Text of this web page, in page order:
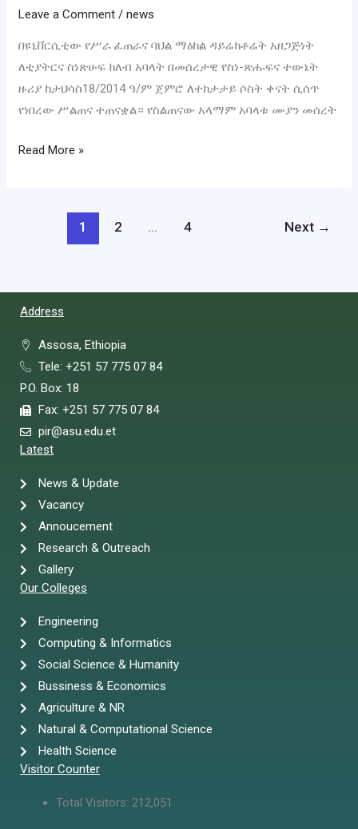
Leave a Comment /news
በዩኒቨርሲቲው የሥራ ፈጠራና ባህል ማዕከል ዳይሬክቶሬት አዘጋጅነት
ለቲያትርና ስነጽሁፍ ክለብ አባላት በመሰረታዊ የስነ-ጽሑፍና ተውኔት
ዙሪያ ከታህሳስ18/2014 ዓ/ም ጀምሮ ለተከታታይ ሶስት ቀናት ሲሰጥ
የነበረው ሥልጠና ተጠናቋል። የስልጠናው አላማም አባላቱ ሙያን መሰረት
Read More »
1 2 … 4 Next →
Address
Assosa, Ethiopia
Tele: +251 57 775 07 84
P.O. Box: 18
Fax: +251 57 775 07 84
pir@asu.edu.et
Latest
News & Update
Vacancy
Annoucement
Research & Outreach
Gallery
Our Colleges
Engineering
Computing & Informatics
Social Science & Humanity
Bussiness & Economics
Agriculture & NR
Natural & Computational Science
Health Science
Visitor Counter
Total Visitors: 212,051